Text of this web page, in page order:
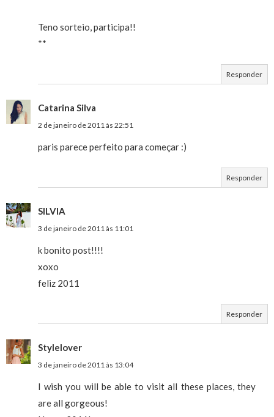
Teno sorteio, participa!!
**
Responder
Catarina Silva
2 de janeiro de 2011 às 22:51
paris parece perfeito para começar :)
Responder
SILVIA
3 de janeiro de 2011 às 11:01
k bonito post!!!!
xoxo
feliz 2011
Responder
Stylelover
3 de janeiro de 2011 às 13:04
I wish you will be able to visit all these places, they
are all gorgeous!